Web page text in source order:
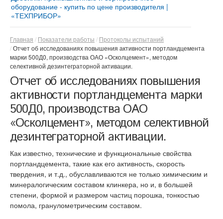
Автоматизированная мельница «МИКРОКСИЛЕМА
- М1» Сушит – мелет - просеивает
Мельница для производства минерального
порошка «АВТОМОЛ – 10050»
Дезинтегратор «ГОРИЗОНТ – 380Z»
Дезинтегратор «ГОРИЗОНТ-ДОМИНАТОР-9.5»
Дезинтегратор «ГОРИЗОНТ–300Z»
Противоточные импеллеры «РЕСУРС-450»
оборудование - купить по цене производителя |
«ТЕХПРИБОР»
Купить дробильно-сортировочный комплекс
«ДРОБМАСТЕР –10/12»
Роторная дробилка для щебня «СМД-5 ВЕЙДЕР» |
Мини-дробилка для щебня и кирпича ударного
действия
Роторная дробилка «СМД-10 ВЕЙДЕР»
Ударно-отражательные дробилки «ДУО - ВЕЙДЕР -
4x2 Реверс» | Дробилки для бетона
Ударно-отражательные дробилки «ДУО - ВЕЙДЕР -
4х4 Дубль Ротор»
Главная Показатели работы
Протоколы испытаний
Отчет об исследованиях повышения активности портландцемента
марки 500Д0, производства ОАО «Осколцемент», методом
селективной дезинтеграторной активации.
Отчет об исследованиях повышения
активности портландцемента марки
500Д0, производства ОАО
«Осколцемент», методом селективной
дезинтеграторной активации.
Как известно, технические и функциональные свойства
портландцемента, такие как его активность, скорость
твердения, и т.д., обуславливаются не только химическим и
минералогическим составом клинкера, но и, в большей
степени, формой и размером частиц порошка, тонкостью
помола, гранулометрическим составом.